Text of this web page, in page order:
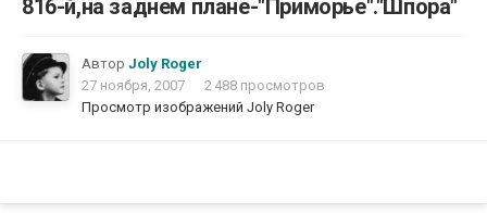
816-й,на заднем плане-"Приморье"."Шпора"
Автор Joly Roger
27 ноября, 2007
2 488 просмотров
Просмотр изображений Joly Roger